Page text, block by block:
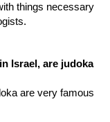
things necessary
Israel, are judoka
are very famous